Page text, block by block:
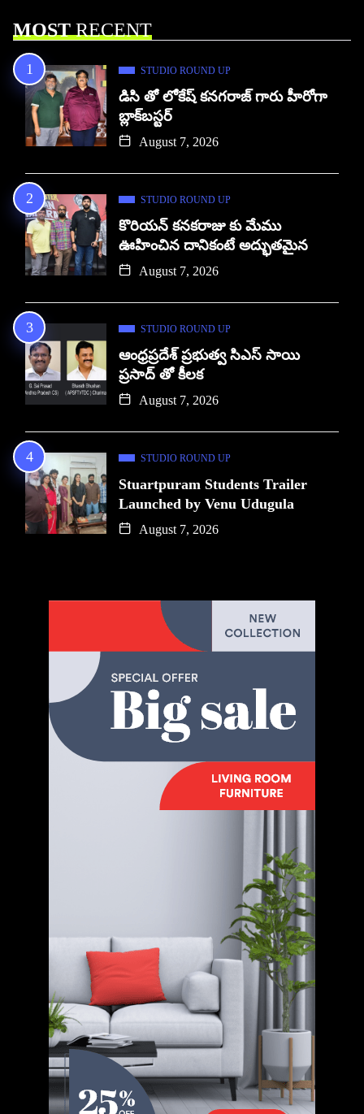
MOSTRECENT
STUDIO ROUND UP
డిసి తో లోకేష్ కనగరాజ్ గారు హీరోగా
బ్లాక్‌బస్టర్
August 7, 2026
STUDIO ROUND UP
కొరియన్ కనకరాజు కు మేము
ఊహించిన దానికంటే అద్భుతమైన
August 7, 2026
STUDIO ROUND UP
ఆంధ్రప్రదేశ్ ప్రభుత్వ సిఎస్ సాయి
ప్రసాద్ తో కీలక
August 7, 2026
STUDIO ROUND UP
Stuartpuram Students Trailer
Launched by Venu Udugula
August 7, 2026